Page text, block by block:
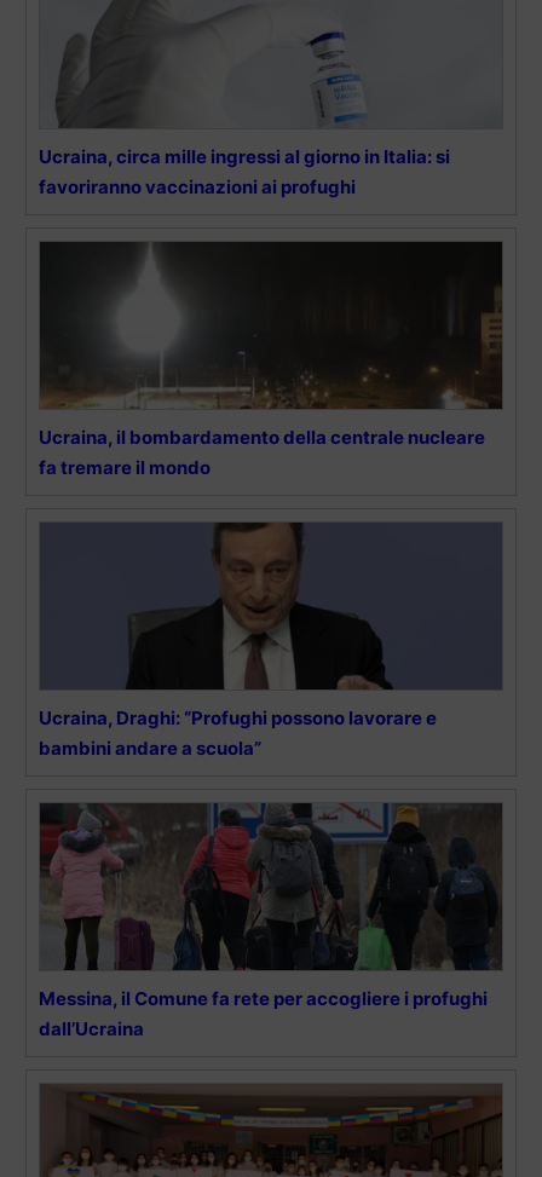
Ucraina, circa mille ingressi al giorno in Italia: si
favoriranno vaccinazioni ai profughi
Ucraina, il bombardamento della centrale nucleare
fa tremare il mondo
Ucraina, Draghi: “Profughi possono lavorare e
bambini andare a scuola”
Messina, il Comune fa rete per accogliere i profughi
dall’Ucraina